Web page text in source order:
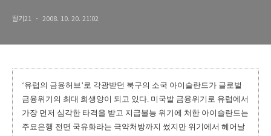
딸기21 2008. 10. 20. 21:02
‘유럽의 금융허브’로 각광받던 북구의 소국 아이슬란드가 글로벌
금융위기의 최대 희생양이 되고 있다. 미국발 금융위기로 유럽에서
가장 먼저 심각한 타격을 받고 지급불능 위기에 처한 아이슬란드는
주요은행 전면 국유화라는 극약처방까지 썼지만 위기에서 헤어날